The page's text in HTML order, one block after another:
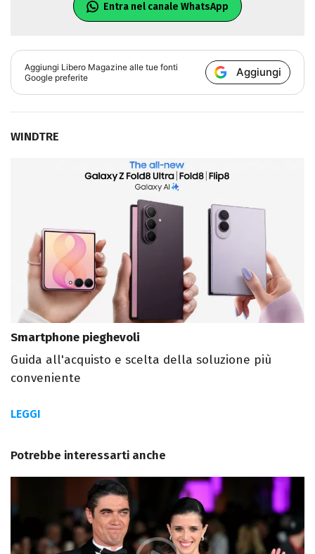
Entra nel canale WhatsApp
Aggiungi Libero Magazine alle tue fonti
Google preferite
Aggiungi
WINDTRE
Smartphone pieghevoli
Guida all'acquisto e scelta della soluzione più
conveniente
LEGGI
Potrebbe interessarti anche